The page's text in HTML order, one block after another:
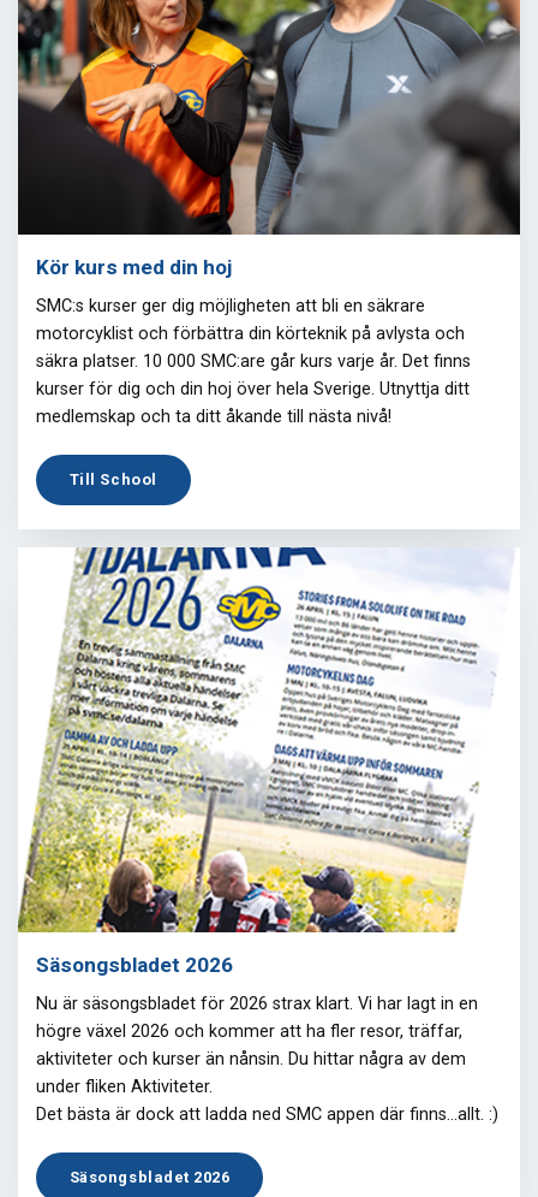
Kör kurs med din hoj
SMC:s kurser ger dig möjligheten att bli en säkrare
motorcyklist och förbättra din körteknik på avlysta och
säkra platser. 10 000 SMC:are går kurs varje år. Det finns
kurser för dig och din hoj över hela Sverige. Utnyttja ditt
medlemskap och ta ditt åkande till nästa nivå!
Till School
Säsongsbladet 2026
Nu är säsongsbladet för 2026 strax klart. Vi har lagt in en
högre växel 2026 och kommer att ha fler resor, träffar,
aktiviteter och kurser än nånsin. Du hittar några av dem
under fliken Aktiviteter.
Det bästa är dock att ladda ned SMC appen där finns...allt. :)
Säsongsbladet 2026